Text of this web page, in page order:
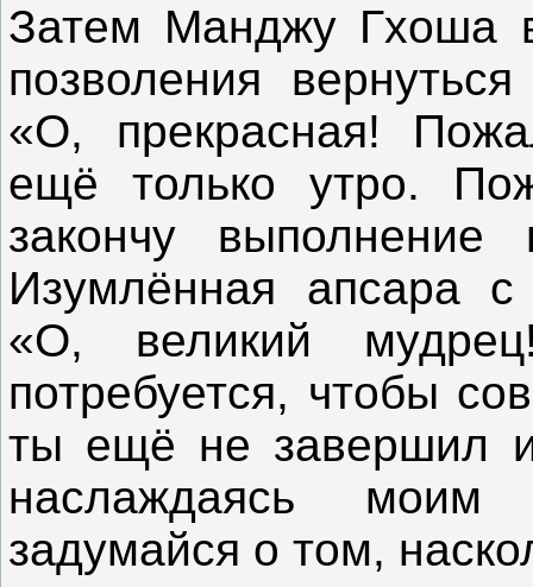
Затем Манджу Гхоша
позволения
«О, прекрасная!
ещё только утро.
закончу выполнение
Изумлённая апсара
«О, великий
потребуется, чтобы
ты ещё не завершил
наслаждаясь моим
задумайся о том,